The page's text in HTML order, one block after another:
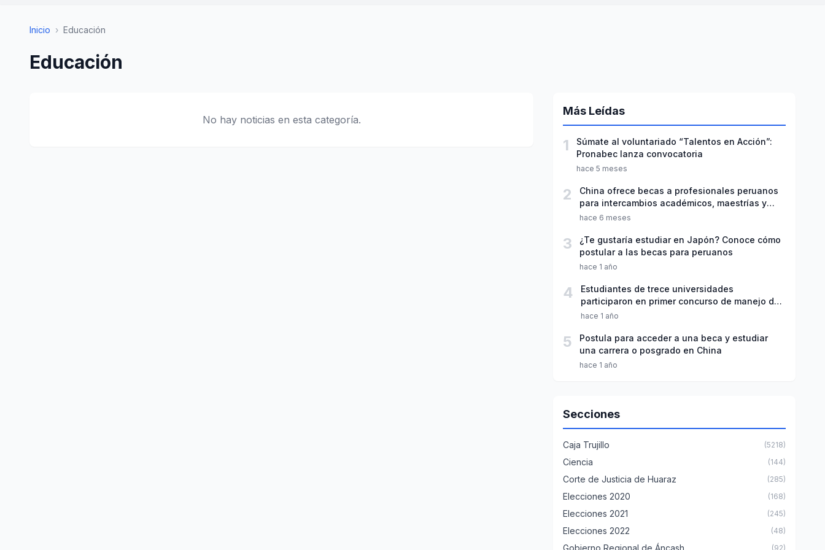
Inicio › Educación
Educación
No hay noticias en esta categoría.
Más Leídas
1
Súmate al voluntariado “Talentos en Acción”:
Pronabec lanza convocatoria
hace 5 meses
2
China ofrece becas a profesionales peruanos
para intercambios académicos, maestrías y
doctorados
hace 6 meses
3
¿Te gustaría estudiar en Japón? Conoce cómo
postular a las becas para peruanos
hace 1 año
4
Estudiantes de trece universidades
participaron en primer concurso de manejo de
datos en el agua potable
hace 1 año
5
Postula para acceder a una beca y estudiar
una carrera o posgrado en China
hace 1 año
Secciones
Caja Trujillo (5218)
Ciencia (144)
Corte de Justicia de Huaraz (285)
Elecciones 2020 (168)
Elecciones 2021 (245)
Elecciones 2022 (48)
Gobierno Regional de Áncash (92)